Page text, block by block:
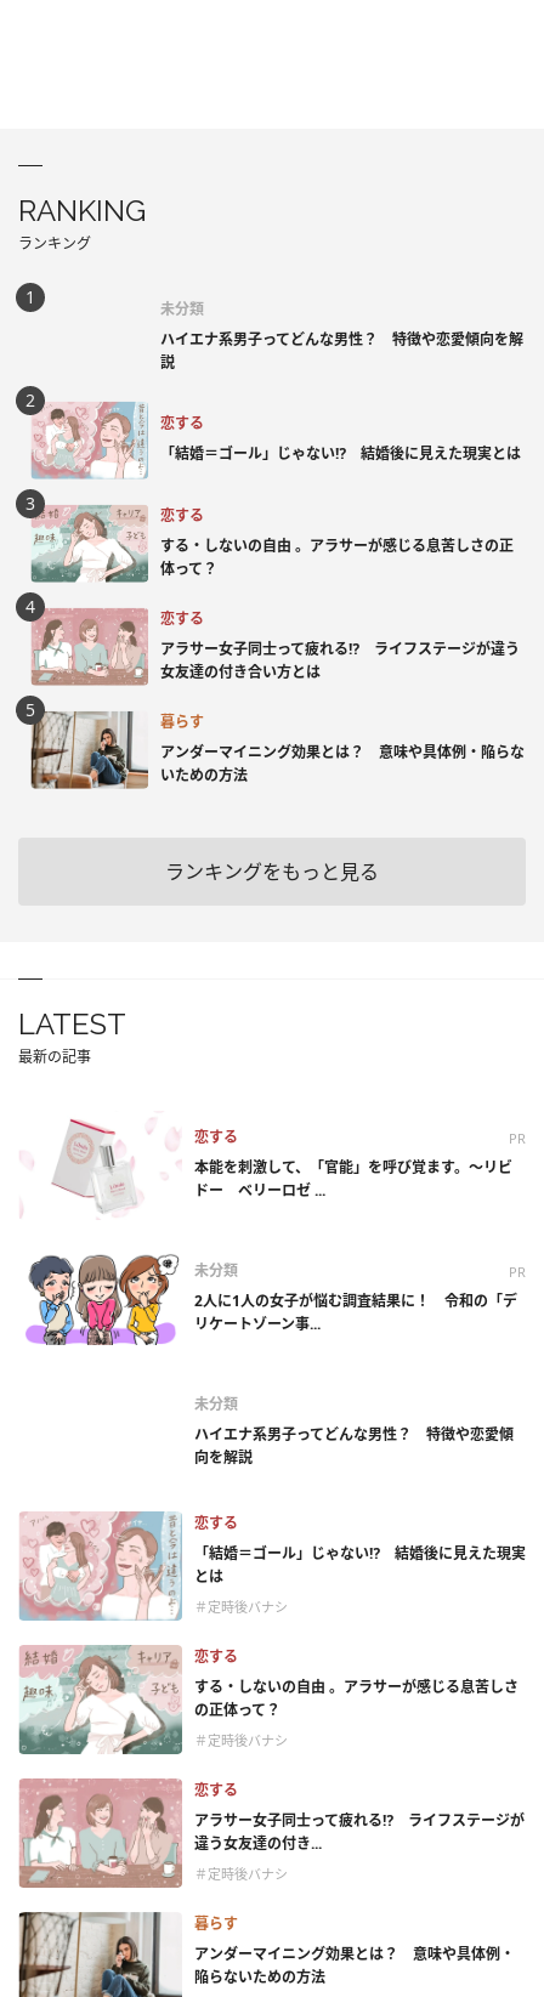
RANKING
ランキング
未分類
ハイエナ系男子ってどんな男性？ 特徴や恋愛傾向を解
説
恋する
「結婚＝ゴール」じゃない⁉ 結婚後に見えた現実とは
恋する
する・しないの自由 。アラサーが感じる息苦しさの正
体って？
恋する
アラサー女子同士って疲れる⁉ ライフステージが違う
女友達の付き合い方とは
暮らす
アンダーマイニング効果とは？ 意味や具体例・陥らな
いための方法
ランキングをもっと見る
LATEST
最新の記事
恋する PR
本能を刺激して、「官能」を呼び覚ます。～リビ
ドー ベリーロゼ ...
未分類 PR
2人に1人の女子が悩む調査結果に！ 令和の「デ
リケートゾーン事...
未分類
ハイエナ系男子ってどんな男性？ 特徴や恋愛傾
向を解説
恋する
「結婚＝ゴール」じゃない⁉ 結婚後に見えた現実
とは
＃定時後バナシ
恋する
する・しないの自由 。アラサーが感じる息苦しさ
の正体って？
＃定時後バナシ
恋する
アラサー女子同士って疲れる⁉ ライフステージが
違う女友達の付き...
＃定時後バナシ
暮らす
アンダーマイニング効果とは？ 意味や具体例・
陥らないための方法